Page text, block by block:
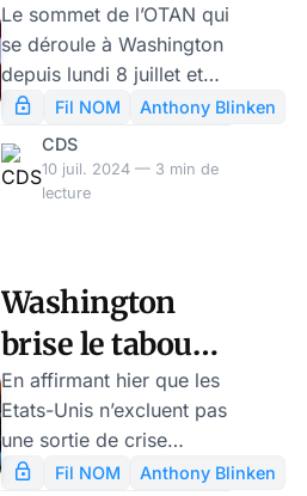
en meilleure
santé que Joe
Biden?
Le sommet de l’OTAN qui
se déroule à Washington
depuis lundi 8 juillet et
dure jusqu’à demain jeudi
11 juillet, a été torpillé
d’avance par ce que le
monde a découvert de
le 75è anniversaire de
l’OTAN, une occasion
grandiose de célébrer
une alliance « plus forte
que jamais ». Hélas pour
les Etats-Unis et leurs
alliés, ce qui domine,
Fil NOM
Anthony Blinken
CDS
10 juil. 2024 — 3 min de
lecture
Washington
brise le tabou
de concessions
territoriales par
l’Ukraine, par
En affirmant hier que les
Etats-Unis n’excluent pas
une sortie de crise
comportant une révision
Fil NOM
Anthony Blinken